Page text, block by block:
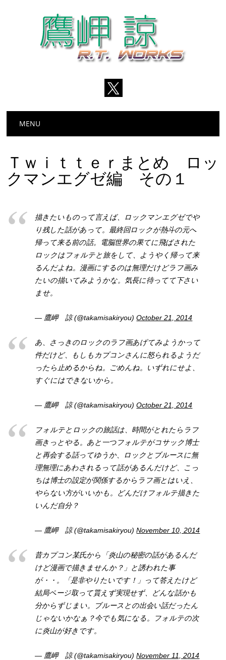
Main menu
MENU
Ｔｗｉｔｔｅｒまとめ ロッ
クマンエグゼ編 その１
描きたいものって言えば、ロックマンエグゼでや
り残した話があって。最終回ロックが熱斗の元へ
帰って来る前の話。電脳世界の果てに飛ばされた
ロックはフォルテと旅をして、ようやく帰って来
るんだよね。漫画にするのは無理だけどラフ画み
たいの描いてみようかな。気長に待ってて下さい
ませ。
— 鷹岬 諒 (@takamisakiryou)October 21, 2014
あ、さっきのロックのラフ画あげてみようかって
件だけど、もしもカプコンさんに怒られるようだ
ったら止めるからね。ごめんね。いずれにせよ、
すぐにはできないから。
— 鷹岬 諒 (@takamisakiryou)October 21, 2014
フォルテとロックの旅話は、時間がとれたらラフ
画きっとやる。あと一つフォルテがコサック博士
と再会する話ってゆうか、ロックとブルースに無
理無理にあわされるって話があるんだけど、こっ
ちは博士の設定が関係するからラフ画とはいえ、
やらない方がいいかも。どんだけフォルテ描きた
いんだ自分？
— 鷹岬 諒 (@takamisakiryou)November 10, 2014
昔カプコン某氏から「炎山の秘密の話があるんだ
けど漫画で描きませんか？」と誘われた事
が・・。「是非やりたいです！」って答えたけど
結局ページ取って貰えず実現せず、どんな話かも
分からずじまい。ブルースとの出会い話だったん
じゃないかなぁ？今でも気になる。フォルテの次
に炎山が好きです。
— 鷹岬 諒 (@takamisakiryou)November 11, 2014